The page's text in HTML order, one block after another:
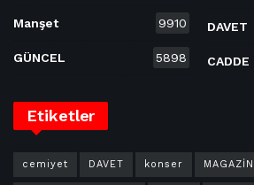
Manşet 9910
GÜNCEL 5898
DAVET
CADDE
Etiketler
cemiyet DAVET konser MAGAZİN